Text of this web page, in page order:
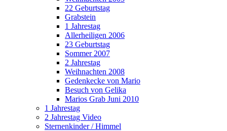
22 Geburtstag
Grabstein
1 Jahrestag
Allerheiligen 2006
23 Geburtstag
Sommer 2007
2 Jahrestag
Weihnachten 2008
Gedenkecke von Mario
Besuch von Gelika
Marios Grab Juni 2010
1 Jahrestag
2 Jahrestag Video
Sternenkinder / Himmel